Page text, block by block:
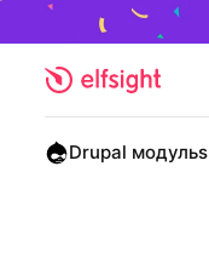
Drupal модульs